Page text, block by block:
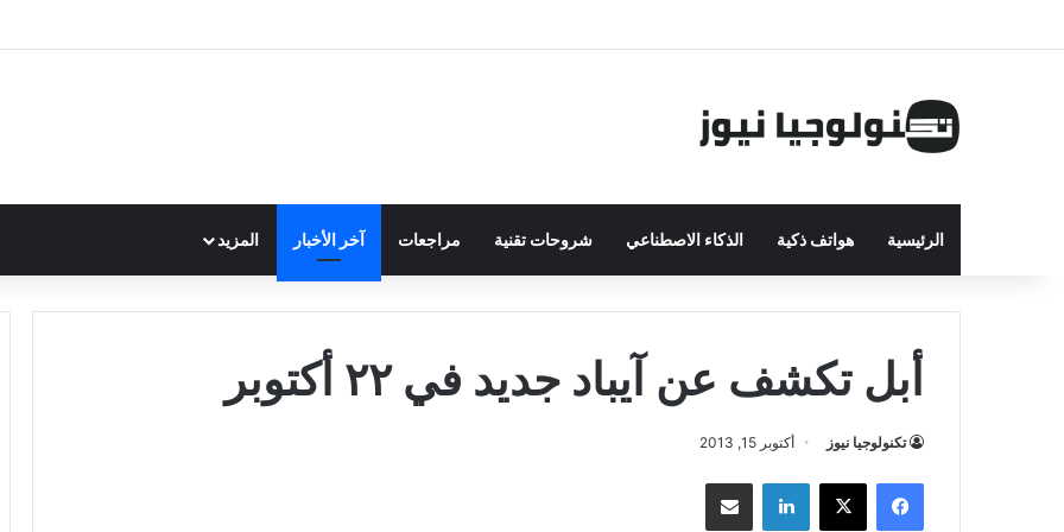
الرئيسية هواتف ذكية الذكاء الاصطناعي شروحات تقنية مراجعات آخر الأخبار المزيد
أبل تكشف عن آيباد جديد في ٢٢ أكتوبر
تكنولوجيا نيوز أكتوبر 15, 2013
فيسبوك ‫X لينكدإن مشاركة بالبريد الإلكتروني